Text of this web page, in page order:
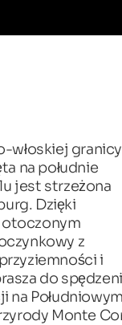
włoskiej granicy
na południe
jest strzeżona
Dzięki
otoczonym
z
i
do
na
Monte